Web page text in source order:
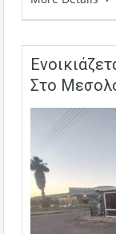
Στο